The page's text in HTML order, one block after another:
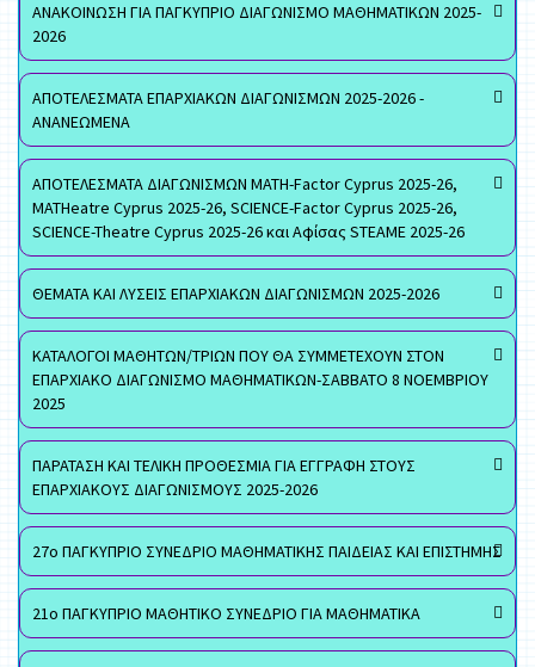
ΑΝΑΚΟΙΝΩΣΗ ΓΙΑ ΠΑΓΚΥΠΡΙΟ ΔΙΑΓΩΝΙΣΜΟ ΜΑΘΗΜΑΤΙΚΩΝ 2025-
2026
ΑΠΟΤΕΛΕΣΜΑΤΑ ΕΠΑΡΧΙΑΚΩΝ ΔΙΑΓΩΝΙΣΜΩΝ 2025-2026 -
ΑΝΑΝΕΩΜΕΝΑ
ΑΠΟΤΕΛΕΣΜΑΤΑ ΔΙΑΓΩΝΙΣΜΩΝ MATH-Factor Cyprus 2025-26,
MATHeatre Cyprus 2025-26, SCIENCE-Factor Cyprus 2025-26,
SCIENCE-Theatre Cyprus 2025-26 και Αφίσας STEAME 2025-26
ΘΕΜΑΤΑ ΚΑΙ ΛΥΣΕΙΣ ΕΠΑΡΧΙΑΚΩΝ ΔΙΑΓΩΝΙΣΜΩΝ 2025-2026
ΚΑΤΑΛΟΓΟΙ ΜΑΘΗΤΩΝ/ΤΡΙΩΝ ΠΟΥ ΘΑ ΣΥΜΜΕΤΕΧΟΥΝ ΣΤΟΝ
ΕΠΑΡΧΙΑΚΟ ΔΙΑΓΩΝΙΣΜΟ ΜΑΘΗΜΑΤΙΚΩΝ-ΣΑΒΒΑΤΟ 8 ΝΟΕΜΒΡΙΟΥ
2025
ΠΑΡΑΤΑΣΗ ΚΑΙ ΤΕΛΙΚΗ ΠΡΟΘΕΣΜΙΑ ΓΙΑ ΕΓΓΡΑΦΗ ΣΤΟΥΣ
ΕΠΑΡΧΙΑΚΟΥΣ ΔΙΑΓΩΝΙΣΜΟΥΣ 2025-2026
27ο ΠΑΓΚΥΠΡΙΟ ΣΥΝΕΔΡΙΟ ΜΑΘΗΜΑΤΙΚΗΣ ΠΑΙΔΕΙΑΣ ΚΑΙ ΕΠΙΣΤΗΜΗΣ
21ο ΠΑΓΚΥΠΡΙΟ ΜΑΘΗΤΙΚΟ ΣΥΝΕΔΡΙΟ ΓΙΑ ΜΑΘΗΜΑΤΙΚΑ